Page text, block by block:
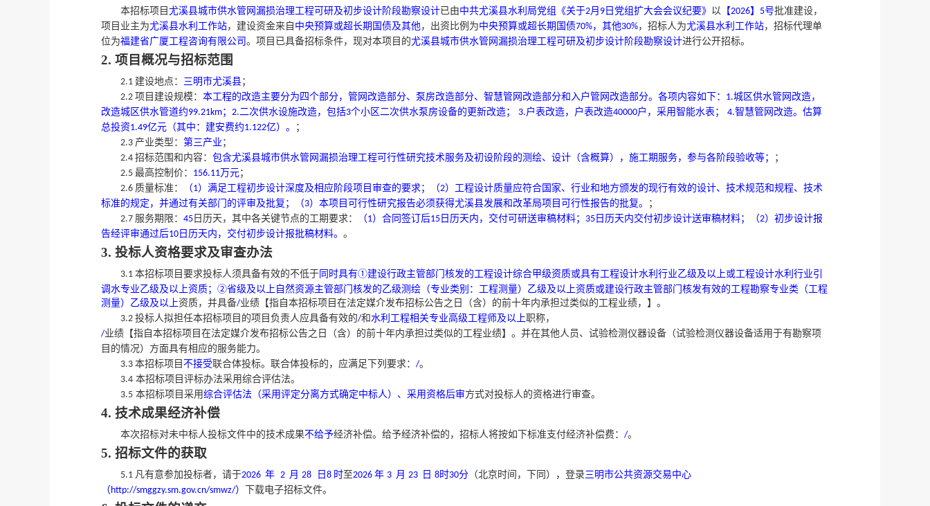
本招标项目 尤溪县城市供水管网漏损治理工程可研及初步设计阶段勘察设计已由中共尤溪县水利局党组《关于2月 9 日党组扩大会会议纪要》 以 【2026】 5号批准建设，
项目业主为尤溪县水利工作站，建设资金来自 中央预算或超长期国债及其他，出资比例为中央预算或超长期国债70%，其他30%，招标人为尤溪县水利工作站，招标代理单
位为福建省广厦工程咨询有限公司 。项目已具备招标条件，现对本项目的尤溪县城市供水管网漏损治理工程可研及初步设计阶段勘察设计进行公开招标。
2. 项目概况与招标范围
2.1 建设地点： 三明市尤溪县；
2.2 项目建设规模： 本工程的改造主要分为四个部分，管网改造部分、泵房改造部分、智慧管网改造部分和入户管网改造部分。各项内容如下： 1.城区供水管网改造，
改造城区供水管道约99.21km； 2.二次供水设施改造，包括3个小区二次供水泵房设备的更新改造； 3.户表改造，户表改造40000户，采用智能水表； 4.智慧管网改造。估算
总投资1.49亿元（其中：建安费约1.122亿）。
；
2.3 产业类型： 第三产业 ；
2.4 招标范围和内容： 包含尤溪县城市供水管网漏损治理工程可行性研究技术服务及初设阶段的测绘、设计（含概算），施工期服务，参与各阶段验收等；
；
2.5 最高控制价： 156.11万元；
2.6 质量标准： （1）满足工程初步设计深度及相应阶段项目审查的要求；（2）工程设计质量应符合国家、行业和地方颁发的现行有效的设计、技术规范和规程、技术
标准的规定，并通过有关部门的评审及批复；（3）本项目可行性研究报告必须获得尤溪县发展和改革局项目可行性报告的批复。
；
2.7 服务期限： 45 日历天，其中各关键节点的工期要求： （1）合同签订后15 日历天内，交付可研送审稿材料； 35 日历天内交付初步设计送审稿材料；（2）初步设计报
告经评审通过后10 日历天内，交付初步设计报批稿材料。 。
3. 投标人资格要求及审查办法
3.1 本招标项目要求投标人须具备有效的不低于 同时具有①建设行政主管部门核发的工程设计综合甲级资质或具有工程设计水利行业乙级及以上或工程设计水利行业引
调水专业乙级及以上资质；②省级及以上自然资源主管部门核发的乙级测绘（专业类别：工程测量）乙级及以上资质或建设行政主管部门核发有效的工程勘察专业类（工程
测量）乙级及以上资质，并具备/业绩 【指自本招标项目在法定媒介发布招标公告之日（含）的前十年内承担过类似的工程业绩，】 。
3.2 投标人拟担任本招标项目的项目负责人应具备有效的/和水利工程相关专业高级工程师及以上职称，
/业绩【指自本招标项目在法定媒介发布招标公告之日（含）的前十年内承担过类似的工程业绩】。并在其他人员、试验检测仪器设备（试验检测仪器设备适用于有勘察项
目的情况）方面具有相应的服务能力。
3.3 本招标项目 不接受联合体投标。联合体投标的，应满足下列要求： /。
3.4 本招标项目评标办法采用综合评估法。
3.5 本招标项目采用综合评估法（采用评定分离方式确定中标人）、采用资格后审方式对投标人的资格进行审查。
4. 技术成果经济补偿
本次招标对未中标人投标文件中的技术成果不给予经济补偿。给予经济补偿的，招标人将按如下标准支付经济补偿费： /。
5. 招标文件的获取
5.1 凡有意参加投标者，请于2026 年 2 月 28 日 8 时至2026 年 3 月 23 日 8时30分 （北京时间，下同 ） ，登录三明市公共资源交易中心
（http://smggzy.sm.gov.cn/smwz/） 下载电子招标文件。